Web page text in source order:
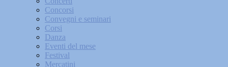
Concorsi
Convegni e seminari
Corsi
Danza
Eventi del mese
Festival
Mercatini